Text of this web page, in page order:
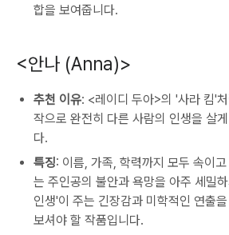
합을 보여줍니다.
<안나 (Anna)>
추천 이유: <레이디 두아>의 '사라 킴'
작으로 완전히 다른 사람의 인생을 살
다.
특징: 이름, 가족, 학력까지 모두 속이
는 주인공의 불안과 욕망을 아주 세밀
인생'이 주는 긴장감과 미학적인 연출
보셔야 할 작품입니다.